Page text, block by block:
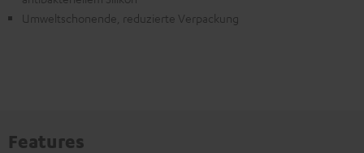
Umweltschonende, reduzierte Verpackung
Features